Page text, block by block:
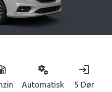
miscellaneous_services
Automatisk
login
5 Dør